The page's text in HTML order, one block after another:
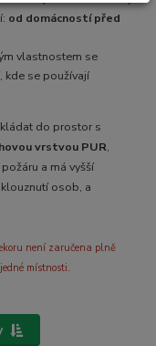
od domácností před
vlastnostem se
kde se používají
do prostor s
vrstvou PUR,
a má vyšší
osob, a
není zaručena plně
místnosti.